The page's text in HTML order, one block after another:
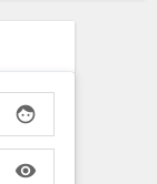
face
visibility